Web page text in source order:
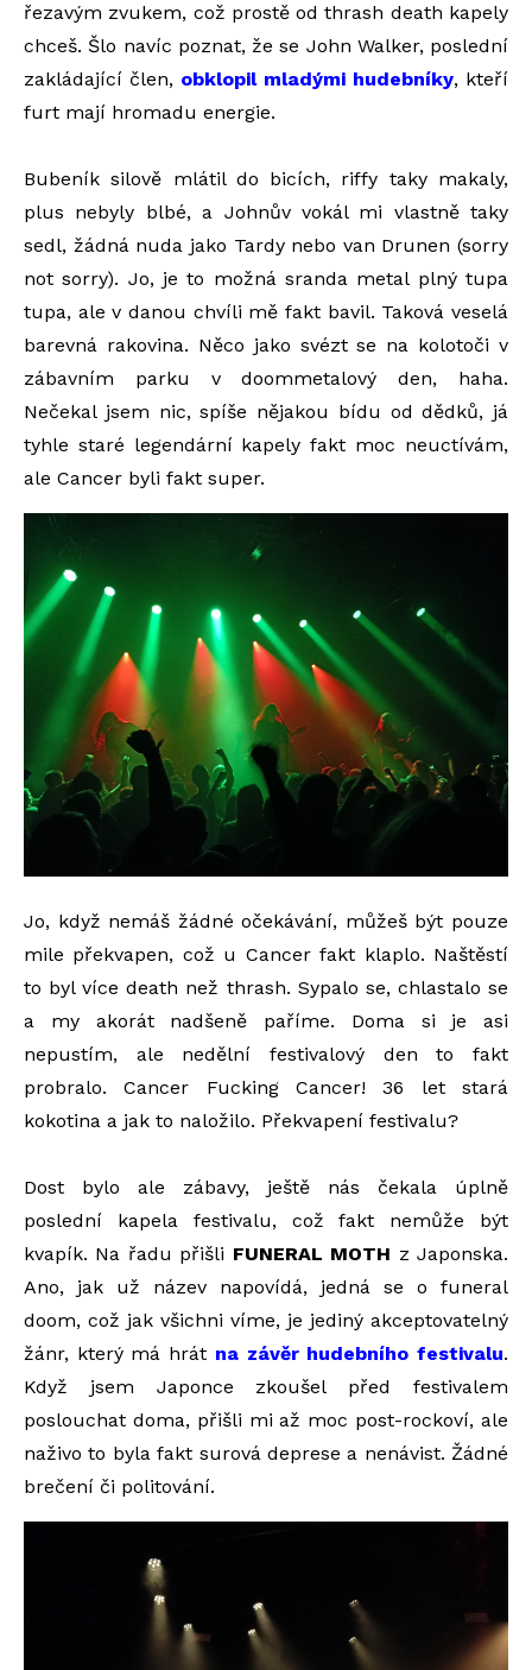
řezavým zvukem, což prostě od thrash death kapely
chceš. Šlo navíc poznat, že se John Walker, poslední
zakládající člen, obklopil mladými hudebníky, kteří
furt mají hromadu energie.
Bubeník silově mlátil do bicích, riffy taky makaly,
plus nebyly blbé, a Johnův vokál mi vlastně taky
sedl, žádná nuda jako Tardy nebo van Drunen (sorry
not sorry). Jo, je to možná sranda metal plný tupa
tupa, ale v danou chvíli mě fakt bavil. Taková veselá
barevná rakovina. Něco jako svézt se na kolotoči v
zábavním parku v doommetalový den, haha.
Nečekal jsem nic, spíše nějakou bídu od dědků, já
tyhle staré legendární kapely fakt moc neuctívám,
ale Cancer byli fakt super.
Jo, když nemáš žádné očekávání, můžeš být pouze
mile překvapen, což u Cancer fakt klaplo. Naštěstí
to byl více death než thrash. Sypalo se, chlastalo se
a my akorát nadšeně paříme. Doma si je asi
nepustím, ale nedělní festivalový den to fakt
probralo. Cancer Fucking Cancer! 36 let stará
kokotina a jak to naložilo. Překvapení festivalu?
Dost bylo ale zábavy, ještě nás čekala úplně
poslední kapela festivalu, což fakt nemůže být
kvapík. Na řadu přišli FUNERAL MOTH z Japonska.
Ano, jak už název napovídá, jedná se o funeral
doom, což jak všichni víme, je jediný akceptovatelný
žánr, který má hrát na závěr hudebního festivalu.
Když jsem Japonce zkoušel před festivalem
poslouchat doma, přišli mi až moc post-rockoví, ale
naživo to byla fakt surová deprese a nenávist. Žádné
brečení či politování.